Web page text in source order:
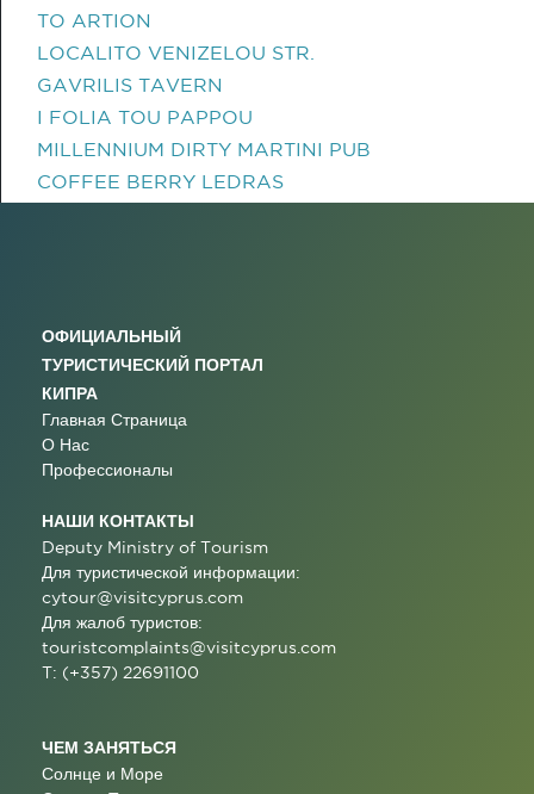
TO ARTION
LOCALITO VENIZELOU STR.
GAVRILIS TAVERN
I FOLIA TOU PAPPOU
MILLENNIUM DIRTY MARTINI PUB
COFFEE BERRY LEDRAS
ОФИЦИАЛЬНЫЙ
ТУРИСТИЧЕСКИЙ ПОРТАЛ
КИПРА
Главная Страница
О Нас
Профессионалы
НАШИ КОНТАКТЫ
Deputy Ministry of Tourism
Для туристической информации:
cytour@visitcyprus.com
Для жалоб туристов:
touristcomplaints@visitcyprus.com
T: (+357) 22691100
ЧЕМ ЗАНЯТЬСЯ
Солнце и Море